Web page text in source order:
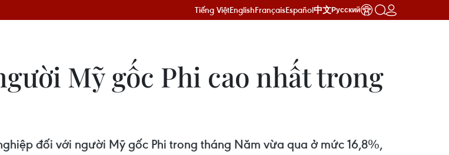
Tiếng ViệtEnglishFrançaisEspañol中文Русский
Mỹ gốc Phi cao nhất trong
đối với người Mỹ gốc Phi trong tháng Năm vừa qua ở mức 16,8%,